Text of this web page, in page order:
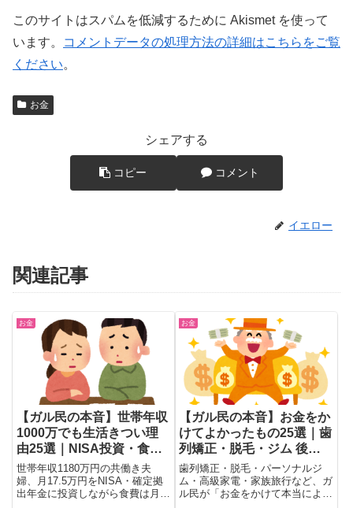
このサイトはスパムを低減するために Akismet を使って
います。
コメントデータの処理方法の詳細はこちらをご覧
ください。
お金
シェアする
コピー コメント
イエロー
関連記事
お金
【ガル民の本音】世帯年収
1000万でも生活きつい理
由25選｜NISA投資・食費
のリアル家計簿
世帯年収1180万円の共働き夫
婦、月17.5万円をNISA・確定拠
出年金に投資しながら食費は月7
お金
【ガル民の本音】お金をか
けてよかったもの25選｜歯
列矯正・脱毛・ジム 後悔
なし体験談
歯列矯正・脱毛・パーソナルジ
ム・高級家電・家族旅行など、ガ
ル民が「お金をかけて本当によか